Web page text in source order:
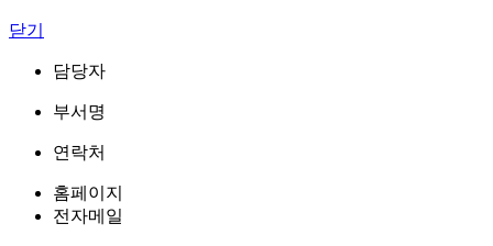
닫기
담당자
부서명
연락처
홈페이지
전자메일